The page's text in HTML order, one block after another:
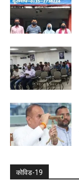
कोविड-19